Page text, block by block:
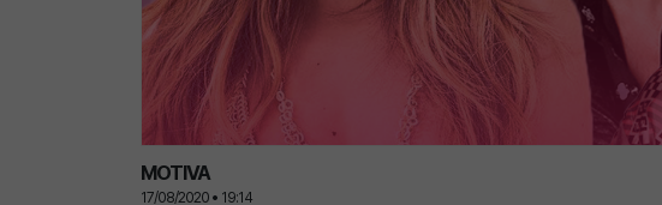
MOTIVA
17/08/2020 • 19:14